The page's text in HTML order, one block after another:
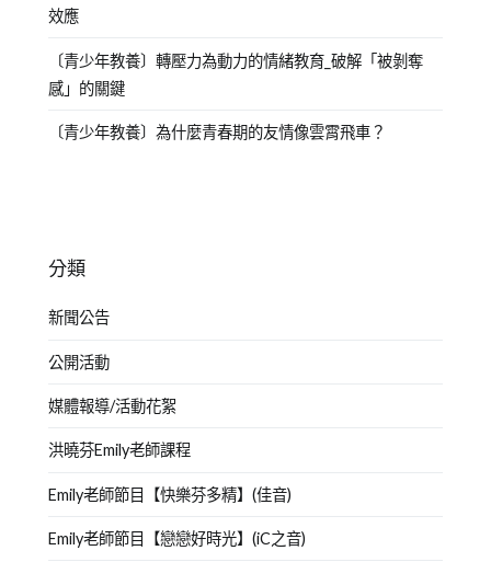
效應
〔青少年教養〕轉壓力為動力的情緒教育_破解「被剝奪
感」的關鍵
〔青少年教養〕為什麼青春期的友情像雲霄飛車？
分類
新聞公告
公開活動
媒體報導/活動花絮
洪曉芬Emily老師課程
Emily老師節目【快樂芬多精】(佳音)
Emily老師節目【戀戀好時光】(iC之音)